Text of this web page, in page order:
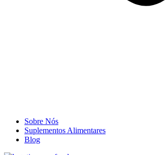
Sobre Nós
Suplementos Alimentares
Blog